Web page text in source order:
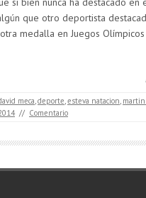
que otro deportista
medalla en Juegos
meca,deporte,esteva natacion,
// Comentario